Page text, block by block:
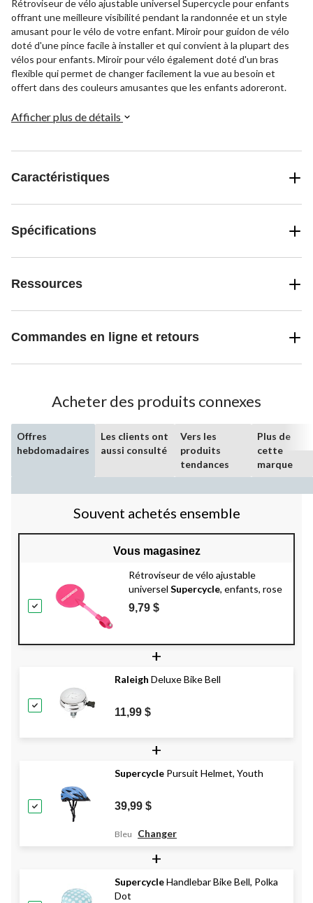
Rétroviseur de vélo ajustable universel Supercycle pour enfants
offrant une meilleure visibilité pendant la randonnée et un style
amusant pour le vélo de votre enfant. Miroir pour guidon de vélo
doté d'une pince facile à installer et qui convient à la plupart des
vélos pour enfants. Miroir pour vélo également doté d'un bras
flexible qui permet de changer facilement la vue au besoin et
offert dans des couleurs amusantes que les enfants adoreront.
Afficher plus de détails
Caractéristiques
Spécifications
Ressources
Commandes en ligne et retours
Acheter des produits connexes
Offres
hebdomadaires
Les clients ont
aussi consulté
Vers les
produits
tendances
Plus de
cette
marque
Souvent achetés ensemble
Vous magasinez
Rétroviseur de vélo ajustable
universel Supercycle, enfants, rose
9,79 $
+
Raleigh Deluxe Bike Bell
11,99 $
+
Supercycle Pursuit Helmet, Youth
39,99 $
Bleu Changer
+
SupercycleHandlebar Bike Bell, Polka
Dot